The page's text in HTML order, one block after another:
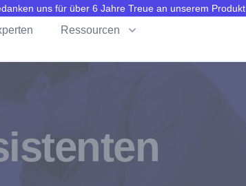
uns für über 6 Jahre Treue an unserem Produkt
Ressourcen